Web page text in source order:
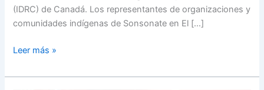
(IDRC) de Canadá. Los representantes de organizaciones y
comunidades indígenas de Sonsonate en El […]
Leer más »